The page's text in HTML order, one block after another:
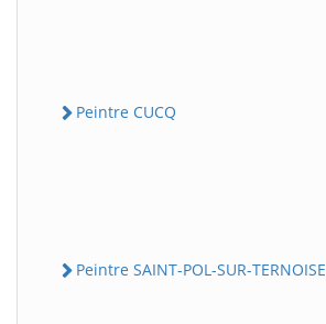
Peintre CUCQ
Peintre SAINT-POL-SUR-TERNOISE